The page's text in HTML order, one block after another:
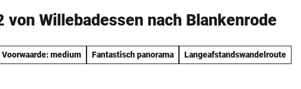
von Willebadessen nach Blankenrode
Voorwaarde: medium Fantastisch panorama Langeafstandswandelroute